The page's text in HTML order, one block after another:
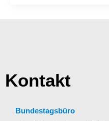
Kontakt
Bundestagsbüro